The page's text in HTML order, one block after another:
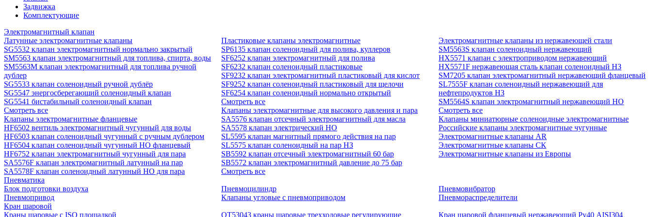
Задвижка
Комплектующие
Электромагнитный клапан
Латунные электромагнитные клапаны
SG5532 клапан электромагнитный нормально закрытый
SM5563 клапан электромагнитный для топлива, спирта, воды
SM5563M клапан электромагнитный для топлива ручной
дублер
SG5533 клапан соленоидный ручной дублёр
SG5547 энергосберегающий соленоидный клапан
SG5541 бистабильный соленоидный клапан
Смотреть все
Клапаны электромагнитные фланцевые
HF6502 вентиль электромагнитный чугунный для воды
HF6503 клапан соленоидный чугунный с ручным дублером
HF6504 клапан соленоидный чугунный НО фланцевый
HF6752 клапан электромагнитный чугунный для пара
SA5576F клапан электромагнитный латунный на пар
SA5578F клапан соленоидный латунный НО для пара
Пластиковые клапаны электромагнитные
SP6135 клапан соленоидный для полива, куллеров
SF6252 клапан электромагнитный для полива
SF6232 клапан соленоидный пластиковые
SF9232 клапан электромагнитный пластиковый для кислот
SF9252 клапан соленоидный пластиковый для щелочи
SF6254 клапан соленоидный нормально открытый
Смотреть все
Клапаны электромагнитные для высокого давления и пара
SA5576 клапан отсечный электромагнитный для масла
SA5578 клапан электрический НО
SL5595 клапан магнитный прямого действия на пар
SL5575 клапан соленоидный на пар НЗ
SB5592 клапан отсечный электромагнитный 60 бар
SB5572 клапан электромагнитный давление до 75 бар
Смотреть все
Электромагнитные клапаны из нержавеющей стали
SM5563S клапан соленоидный нержавеющий
HX5571 клапан с электроприводом нержавеющий
HX5571F нержавеющая сталь клапан соленоидный НЗ
SM7205 клапан электромагнитный нержавеющий фланцевый
SL7555F клапан соленоидный нержавеющий для
нефтепродуктов НЗ
SM5564S клапан электромагнитный нержавеющий НО
Смотреть все
Клапаны миниатюрные соленоидные электромагнитные
Российские клапаны электромагнитные чугунные
Электромагнитные клапаны AR
Электромагнитные клапаны СК
Электромагнитные клапаны из Европы
Пневматика
Блок подготовки воздуха
Пневмопривод
Пневмоцилиндр
Клапаны угловые с пневмоприводом
Пневмовибратор
Пневмораспределители
Кран шаровой
Краны шаровые с ISO площадкой
QT53043 краны шаровые трехходовые регулирующие Кран шаровой фланцевый нержавеющий Ру40 AISI304